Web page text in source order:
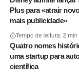
Plus para «atrair
mais publicidade»
Tempo de leitura: 2 min
Quatro nomes
uma startup para
científica